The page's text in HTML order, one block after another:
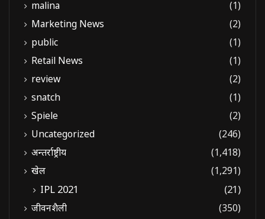
malina
(1)
Marketing News
(2)
public
(1)
Retail News
(1)
review
(2)
snatch
(1)
Spiele
(2)
Uncategorized
(246)
अन्तर्राष्ट्रीय
(1,418)
खेल
(1,291)
IPL 2021 (21)
जीवनशैली
(350)